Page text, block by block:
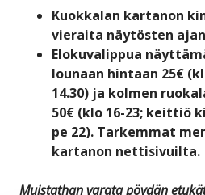
Kuokkalan kartanon
vieraita näytösten ajan
Elokuvalippua
lounaan hintaan 25€
14.30) ja kolmen
50€ (klo 16-23; keittiö
pe 22). Tarkemmat
kartanon nettisivuilta.
Muistathan varata pöydän